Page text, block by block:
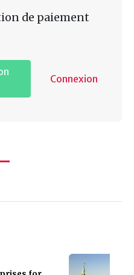
de paiement
Connexion